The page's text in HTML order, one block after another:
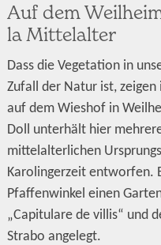
Auf dem
la Mittelalter
Dass die Vegetation in
Zufall der Natur ist,
auf dem Wieshof in
Doll unterhält hier
mittelalterlichen
Karolingerzeit entworfen.
Pfaffenwinkel einen
„Capitulare de villis“ und
Strabo angelegt.